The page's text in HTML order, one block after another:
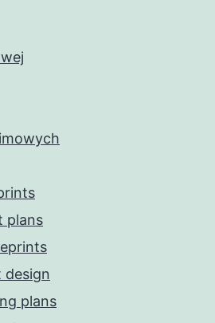
plans
design
plans